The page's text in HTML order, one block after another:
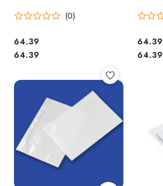
(0)
Cena:
64.39
Cena:
64.39
Cena:
64.39
Cena:
64.39